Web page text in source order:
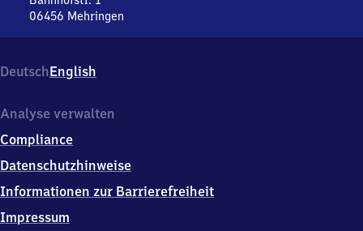
06456 Mehringen
Bahnhofstr.
1,
6
5
6
DeutschEnglish
Analyse verwalten
Compliance
Datenschutzhinweise
Informationen zur Barrierefreiheit
Impressum